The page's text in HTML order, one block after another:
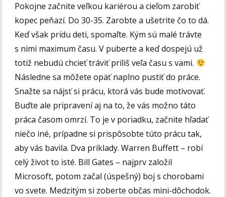
Pokojne začnite veľkou kariérou a cieľom zarobiť
kopec peňazí. Do 30-35. Zarobte a ušetrite čo to dá.
Keď však prídu deti, spomaľte. Kým sú malé trávte
s nimi maximum času. V puberte a keď dospejú už
totiž nebudú chcieť tráviť príliš veľa času s vami.
Následne sa môžete opäť naplno pustiť do práce.
Snažte sa nájsť si prácu, ktorá vás bude motivovať.
Buďte ale pripravení aj na to, že vás možno táto
práca časom omrzí. To je v poriadku, začnite hľadať
niečo iné, prípadne si prispôsobte túto prácu tak,
aby vás bavila. Dva príklady. Warren Buffett – robí
celý život to isté. Bill Gates – najprv založil
Microsoft, potom začal (úspešný) boj s chorobami
vo svete. Medzitým si zoberte občas mini-dôchodok.